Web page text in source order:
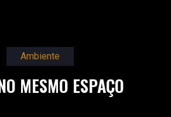
Ambiente
MESMO ESPAÇO